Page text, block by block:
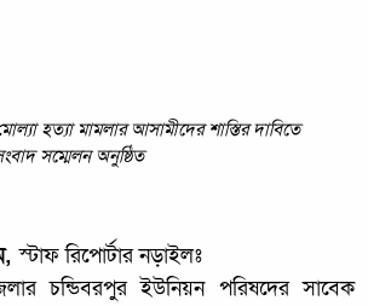
হত্যা মামলার আসামীদের শাস্তির দাবিতে
সম্মেলন অনুষ্ঠিত
স্টাফ রিপোর্টার নড়াইলঃ
চন্ডিবরপুর ইউনিয়ন পরিষদের সাবেক